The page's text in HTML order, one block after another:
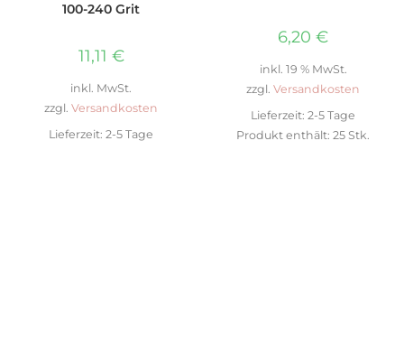
100-240 Grit
11,11 €
inkl. MwSt.
zzgl. Versandkosten
Lieferzeit: 2-5 Tage
6,20 €
inkl. 19 % MwSt.
zzgl. Versandkosten
Lieferzeit: 2-5 Tage
Produkt enthält: 25 Stk.